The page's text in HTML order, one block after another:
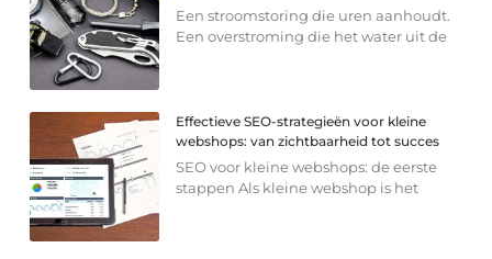
Een stroomstoring die uren aanhoudt.
Een overstroming die het water uit de
Effectieve SEO-strategieën voor kleine
webshops: van zichtbaarheid tot succes
SEO voor kleine webshops: de eerste
stappen Als kleine webshop is het